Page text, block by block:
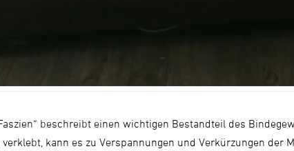
beschreibt einen wichtigen Bestandteil des
kann es zu Verspannungen und Verkürzungen der